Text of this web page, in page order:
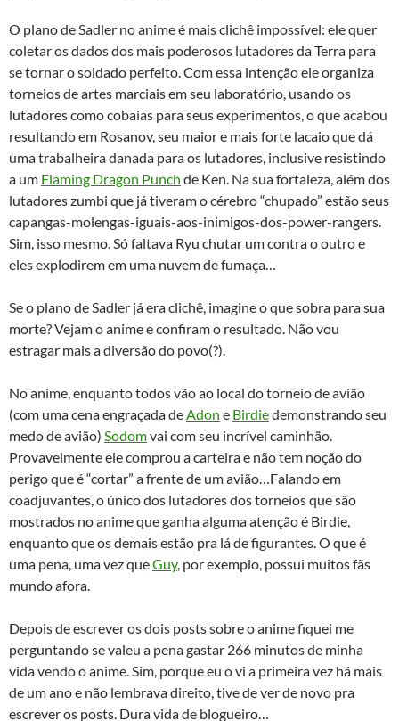
O plano de Sadler no anime é mais clichê impossível: ele quer
coletar os dados dos mais poderosos lutadores da Terra para
se tornar o soldado perfeito. Com essa intenção ele organiza
torneios de artes marciais em seu laboratório, usando os
lutadores como cobaias para seus experimentos, o que acabou
resultando em Rosanov, seu maior e mais forte lacaio que dá
uma trabalheira danada para os lutadores, inclusive resistindo
a um Flaming Dragon Punch de Ken. Na sua fortaleza, além dos
lutadores zumbi que já tiveram o cérebro “chupado” estão seus
capangas-molengas-iguais-aos-inimigos-dos-power-rangers.
Sim, isso mesmo. Só faltava Ryu chutar um contra o outro e
eles explodirem em uma nuvem de fumaça…
Se o plano de Sadler já era clichê, imagine o que sobra para sua
morte? Vejam o anime e confiram o resultado. Não vou
estragar mais a diversão do povo(?).
No anime, enquanto todos vão ao local do torneio de avião
(com uma cena engraçada deAdon e Birdiedemonstrando seu
medo de avião) Sodomvai com seu incrível caminhão.
Provavelmente ele comprou a carteira e não tem noção do
perigo que é “cortar” a frente de um avião…Falando em
coadjuvantes, o único dos lutadores dos torneios que são
mostrados no anime que ganha alguma atenção é Birdie,
enquanto que os demais estão pra lá de figurantes. O que é
uma pena, uma vez queGuy, por exemplo, possui muitos fãs
mundo afora.
Depois de escrever os dois posts sobre o anime fiquei me
perguntando se valeu a pena gastar 266 minutos de minha
vida vendo o anime. Sim, porque eu o vi a primeira vez há mais
de um ano e não lembrava direito, tive de ver de novo pra
escrever os posts. Dura vida de blogueiro…